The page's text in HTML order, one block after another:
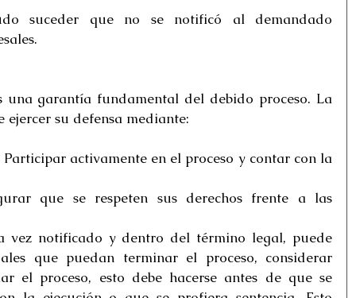
suceder que no se notificó al demandado
una garantía fundamental del debido proceso. La
su defensa mediante:
Participar activamente en el proceso y contar con la
que se respeten sus derechos frente a las
vez notificado y dentro del término legal, puede
que puedan terminar el proceso, considerar
el proceso, esto debe hacerse antes de que se